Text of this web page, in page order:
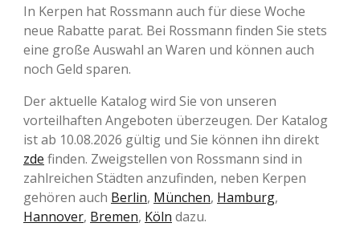
In Kerpen hat Rossmann auch für diese Woche
neue Rabatte parat. Bei Rossmann finden Sie stets
eine große Auswahl an Waren und können auch
noch Geld sparen.
Der aktuelle Katalog wird Sie von unseren
vorteilhaften Angeboten überzeugen. Der Katalog
ist ab 10.08.2026 gültig und Sie können ihn direkt
zde finden. Zweigstellen von Rossmann sind in
zahlreichen Städten anzufinden, neben Kerpen
gehören auch Berlin, München, Hamburg,
Hannover, Bremen, Köln dazu.